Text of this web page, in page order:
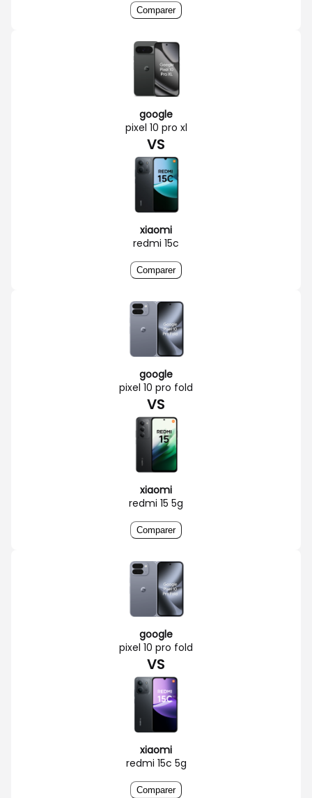
Comparer
google
pixel 10 pro xl
VS
xiaomi
redmi 15c
Comparer
google
pixel 10 pro fold
VS
xiaomi
redmi 15 5g
Comparer
google
pixel 10 pro fold
VS
xiaomi
redmi 15c 5g
Comparer